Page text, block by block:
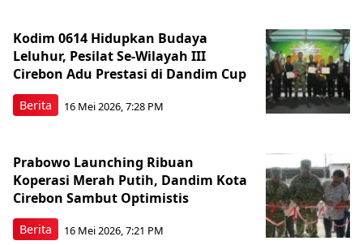
Berita
Kodim 0614 Hidupkan Budaya
Leluhur, Pesilat Se-Wilayah III
Cirebon Adu Prestasi di Dandim Cup
16 Mei 2026, 7:28 PM
Berita
Prabowo Launching Ribuan
Koperasi Merah Putih, Dandim Kota
Cirebon Sambut Optimistis
16 Mei 2026, 7:21 PM